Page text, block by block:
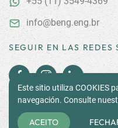
info@beng.eng.br
SEGUIR EN LAS REDES
Este sitio utiliza COOKIES
navegación. Consulte
ACEITO